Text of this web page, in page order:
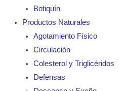
Botiquín
Productos Naturales
Agotamiento Físico
Circulación
Colesterol y Triglicéridos
Defensas